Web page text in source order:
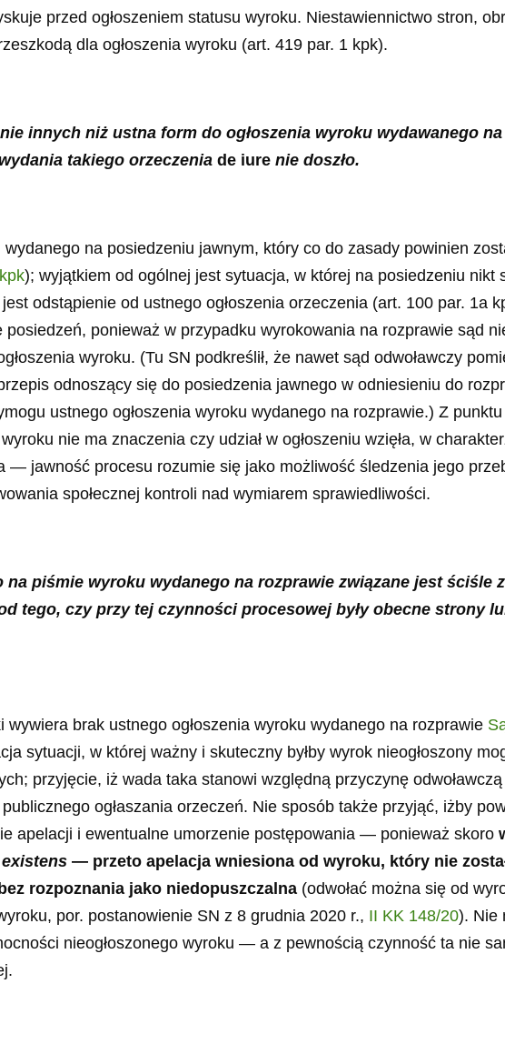
przed ogłoszeniem statusu wyroku. Niestawiennictwo stron,
dla ogłoszenia wyroku (art. 419 par. 1 kpk).
innych niż ustna form do ogłoszenia wyroku wydawanego na
takiego orzeczenia de iure nie doszło.
na posiedzeniu jawnym, który co do zasady powinien
); wyjątkiem od ogólnej jest sytuacja, w której na posiedzeniu nikt
odstąpienie od ustnego ogłoszenia orzeczenia (art. 100 par. 1a
posiedzeń, ponieważ w przypadku wyrokowania na rozprawie sąd
wyroku. (Tu SN podkreślił, że nawet sąd odwoławczy
odnoszący się do posiedzenia jawnego w odniesieniu do
ustnego ogłoszenia wyroku wydanego na rozprawie.) Z
nie ma znaczenia czy udział w ogłoszeniu wzięła, w
— jawność procesu rozumie się jako możliwość śledzenia jego
społecznej kontroli nad wymiarem sprawiedliwości.
na piśmie wyroku wydanego na rozprawie związane jest ściśle
tego, czy przy tej czynności procesowej były obecne strony
brak ustnego ogłoszenia wyroku wydanego na rozprawie
sytuacji, w której ważny i skuteczny byłby wyrok nieogłoszony
przyjęcie, iż wada taka stanowi względną przyczynę odwoławczą
ogłaszania orzeczeń. Nie sposób także przyjąć, iżby
apelacji i ewentualne umorzenie postępowania — ponieważ skoro
— przeto apelacja wniesiona od wyroku, który nie
rozpoznania jako niedopuszczalna (odwołać można się od
por. postanowienie SN z 8 grudnia 2020 r., II KK 148/20). Nie
nieogłoszonego wyroku — a z pewnością czynność ta nie